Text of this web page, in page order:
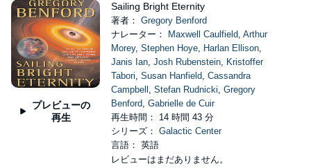
プレビューの
再生
Sailing Bright Eternity
著者： Gregory Benford
ナレーター：
Maxwell Caulfield, Arthur
Morey, Stephen Hoye, Harlan Ellison,
Janis Ian, Josh Rubenstein, Kristoffer
Tabori, Susan Hanfield, Cassandra
Campbell , Stefan Rudnicki, Gregory
Benford, Gabrielle de Cuir
再生時間： 14 時間 43 分
シリーズ： Galactic Center
言語： 英語
レビューはまだありません。